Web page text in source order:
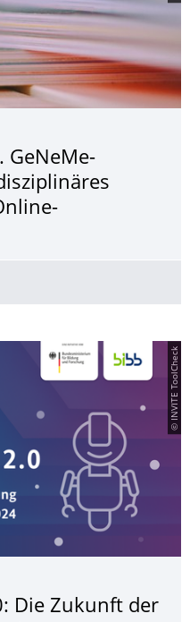
GeNeMe-
© INVITE ToolCheck
Die Zukunft der